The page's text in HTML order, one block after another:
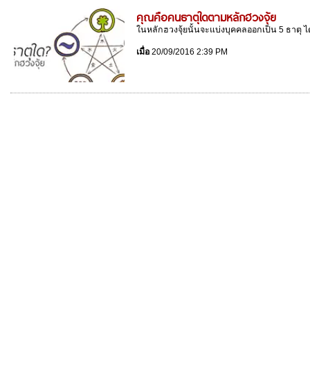
คุณคือคนธาตุใดตามหลักฮวงจุ้ย
ในหลักฮวงจุ้ยนั้นจะแบ่งบุคคลออกเป็น 5 ธาตุ
เมื่อ20/09/2016 2:39 PM